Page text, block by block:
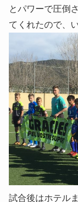
とパワーで圧倒
てくれたので、
試合後はホテル